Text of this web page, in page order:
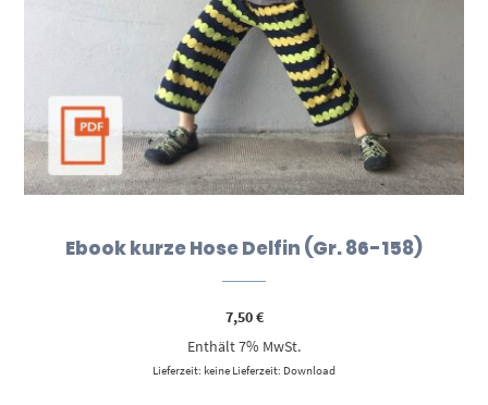
Ebook kurze Hose Delfin (Gr. 86-158)
7,50€
Enthält 7% MwSt.
Lieferzeit: keine Lieferzeit: Download